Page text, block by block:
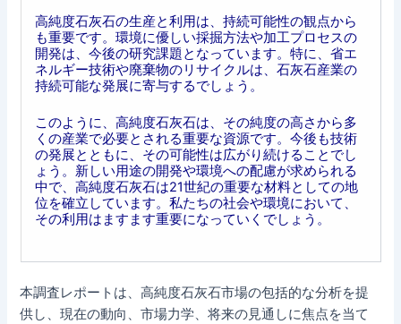
高純度石灰石の生産と利用は、持続可能性の観点から
も重要です。環境に優しい採掘方法や加工プロセスの
開発は、今後の研究課題となっています。特に、省エ
ネルギー技術や廃棄物のリサイクルは、石灰石産業の
持続可能な発展に寄与するでしょう。
このように、高純度石灰石は、その純度の高さから多
くの産業で必要とされる重要な資源です。今後も技術
の発展とともに、その可能性は広がり続けることでし
ょう。新しい用途の開発や環境への配慮が求められる
中で、高純度石灰石は21世紀の重要な材料としての地
位を確立しています。私たちの社会や環境において、
その利用はますます重要になっていくでしょう。
本調査レポートは、高純度石灰石市場の包括的な分析を提
供し、現在の動向、市場力学、将来の見通しに焦点を当て